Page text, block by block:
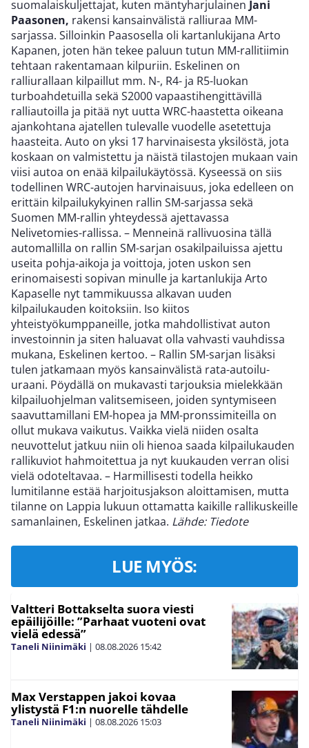
suomalaiskuljettajat, kuten mäntyharjulainen Jani
Paasonen, rakensi kansainvälistä ralliuraa MM-
sarjassa. Silloinkin Paasosella oli kartanlukijana Arto
Kapanen, joten hän tekee paluun tutun MM-rallitiimin
tehtaan rakentamaan kilpuriin. Eskelinen on
ralliurallaan kilpaillut mm. N-, R4- ja R5-luokan
turboahdetuilla sekä S2000 vapaastihengittävillä
ralliautoilla ja pitää nyt uutta WRC-haastetta oikeana
ajankohtana ajatellen tulevalle vuodelle asetettuja
haasteita. Auto on yksi 17 harvinaisesta yksilöstä, jota
koskaan on valmistettu ja näistä tilastojen mukaan vain
viisi autoa on enää kilpailukäytössä. Kyseessä on siis
todellinen WRC-autojen harvinaisuus, joka edelleen on
erittäin kilpailukykyinen rallin SM-sarjassa sekä
Suomen MM-rallin yhteydessä ajettavassa
Nelivetomies-rallissa. – Menneinä rallivuosina tällä
automallilla on rallin SM-sarjan osakilpailuissa ajettu
useita pohja-aikoja ja voittoja, joten uskon sen
erinomaisesti sopivan minulle ja kartanlukija Arto
Kapaselle nyt tammikuussa alkavan uuden
kilpailukauden koitoksiin. Iso kiitos
yhteistyökumppaneille, jotka mahdollistivat auton
investoinnin ja siten haluavat olla vahvasti vauhdissa
mukana, Eskelinen kertoo. – Rallin SM-sarjan lisäksi
tulen jatkamaan myös kansainvälistä rata-autoilu-
uraani. Pöydällä on mukavasti tarjouksia mielekkään
kilpailuohjelman valitsemiseen, joiden syntymiseen
saavuttamillani EM-hopea ja MM-pronssimiteilla on
ollut mukava vaikutus. Vaikka vielä niiden osalta
neuvottelut jatkuu niin oli hienoa saada kilpailukauden
rallikuviot hahmoitettua ja nyt kuukauden verran olisi
vielä odoteltavaa. – Harmillisesti todella heikko
lumitilanne estää harjoitusjakson aloittamisen, mutta
tilanne on Lappia lukuun ottamatta kaikille rallikuskeille
samanlainen, Eskelinen jatkaa. Lähde: Tiedote
LUE MYÖS:
Valtteri Bottakselta suora viesti
epäilijöille: ”Parhaat vuoteni ovat
vielä edessä”
Taneli Niinimäki | 08.08.2026 15:42
Max Verstappen jakoi kovaa
ylistystä F1:n nuorelle tähdelle
Taneli Niinimäki | 08.08.2026 15:03